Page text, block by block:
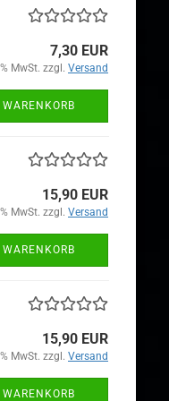
7,30 EUR
MwSt. zzgl. Versand
WARENKORB
15,90 EUR
MwSt. zzgl. Versand
WARENKORB
15,90 EUR
MwSt. zzgl. Versand
WARENKORB